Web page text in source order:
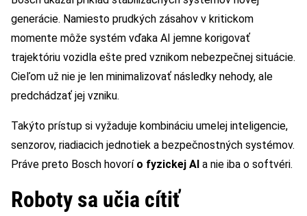
generácie. Namiesto prudkých zásahov v kritickom
momente môže systém vďaka AI jemne korigovať
trajektóriu vozidla ešte pred vznikom nebezpečnej situácie.
Cieľom už nie je len minimalizovať následky nehody, ale
predchádzať jej vzniku.
Takýto prístup si vyžaduje kombináciu umelej inteligencie,
senzorov, riadiacich jednotiek a bezpečnostných systémov.
Práve preto Bosch hovorí o fyzickej AI a nie iba o softvéri.
Roboty sa učia cítiť